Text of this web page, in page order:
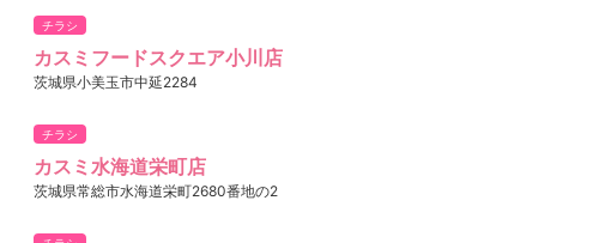
チラシ
カスミフードスクエア小川店
茨城県小美玉市中延2284
チラシ
カスミ水海道栄町店
茨城県常総市水海道栄町2680番地の2